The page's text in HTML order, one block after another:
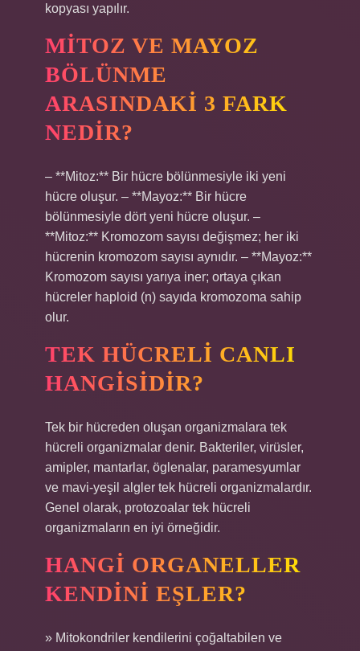
kopyası yapılır.
MITOZ VE MAYOZ
BÖLÜNME
ARASINDAKI 3 FARK
NEDIR?
– **Mitoz:** Bir hücre bölünmesiyle iki yeni
hücre oluşur. – **Mayoz:** Bir hücre
bölünmesiyle dört yeni hücre oluşur. –
**Mitoz:** Kromozom sayısı değişmez; her iki
hücrenin kromozom sayısı aynıdır. – **Mayoz:**
Kromozom sayısı yarıya iner; ortaya çıkan
hücreler haploid (n) sayıda kromozoma sahip
olur.
TEK HÜCRELI CANLI
HANGISIDIR?
Tek bir hücreden oluşan organizmalara tek
hücreli organizmalar denir. Bakteriler, virüsler,
amipler, mantarlar, öglenalar, paramesyumlar
ve mavi-yeşil algler tek hücreli organizmalardır.
Genel olarak, protozoalar tek hücreli
organizmaların en iyi örneğidir.
HANGI ORGANELLER
KENDINI EŞLER?
» Mitokondriler kendilerini çoğaltabilen ve